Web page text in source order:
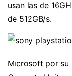
usan las de
de 512GB/s.
Microsoft por su